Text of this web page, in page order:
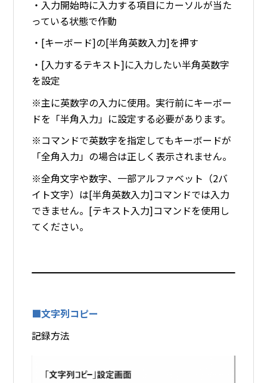
・入力開始時に入力する項目にカーソルが当た
っている状態で作動
・[キーボード]の[半角英数入力]を押す
・[入力するテキスト]に入力したい半角英数字
を設定
※主に英数字の入力に使用。実行前にキーボー
ドを「半角入力」に設定する必要があります。
※コマンドで英数字を指定してもキーボードが
「全角入力」の場合は正しく表示されません。
※全角文字や数字、一部アルファベット（2バ
イト文字）は[半角英数入力]コマンドでは入力
できません。[テキスト入力]コマンドを使用し
てください。
■文字列コピー
記録方法